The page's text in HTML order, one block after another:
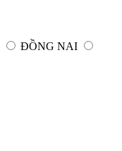
ĐỒNG NAI